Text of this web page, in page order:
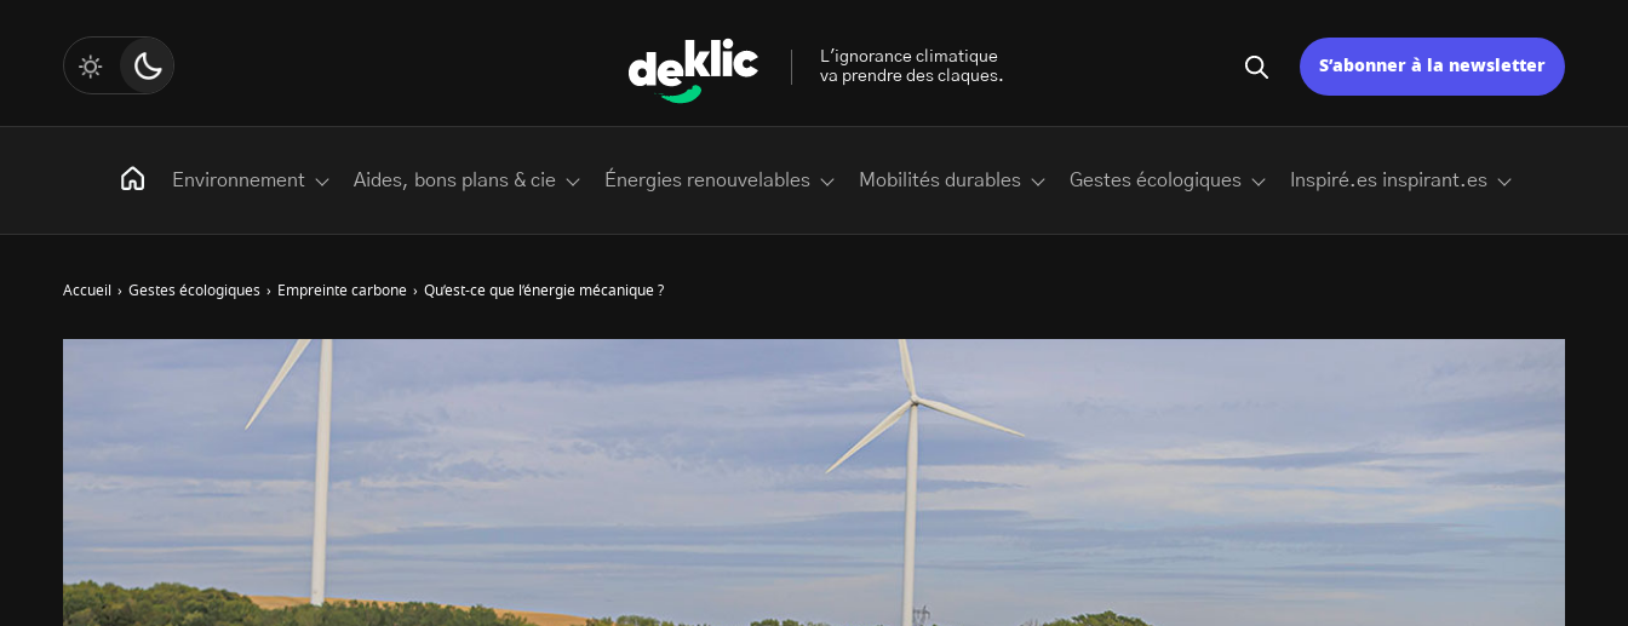
Accueil › Gestes écologiques › Empreinte carbone › Qu’est-ce que l’énergie mécanique ?
L'ignorance climatique
va prendre des claques.
S’abonner à la newsletter
Environnement Aides, bons plans & cie Énergies renouvelables Mobilités durables Gestes écologiques Inspiré.es inspirant.es
Les mots clés les plus recherchés sur Deklic
Transition Écologique